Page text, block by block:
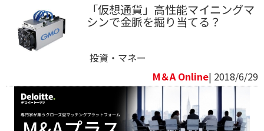
「仮想通貨」高性能マイニングマ
シンで金脈を掘り当てる？
投資・マネー
M＆A Online| 2018/6/29